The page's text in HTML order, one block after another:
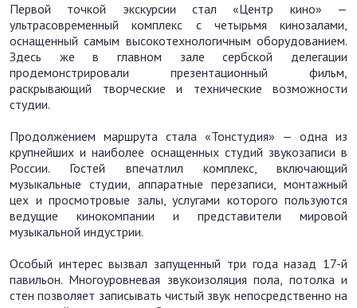
Первой точкой экскурсии стал «Центр кино» —
ультрасовременный комплекс с четырьмя кинозалами,
оснащенный самым высокотехнологичным оборудованием.
Здесь же в главном зале сербской делегации
продемонстрировали презентационный фильм,
раскрывающий творческие и технические возможности
студии.
Продолжением маршрута стала «Тонстудия» — одна из
крупнейших и наиболее оснащенных студий звукозаписи в
России. Гостей впечатлил комплекс, включающий
музыкальные студии, аппаратные перезаписи, монтажный
цех и просмотровые залы, услугами которого пользуются
ведущие кинокомпании и представители мировой
музыкальной индустрии.
Особый интерес вызвал запущенный три года назад 17-й
павильон. Многоуровневая звукоизоляция пола, потолка и
стен позволяет записывать чистый звук непосредственно на